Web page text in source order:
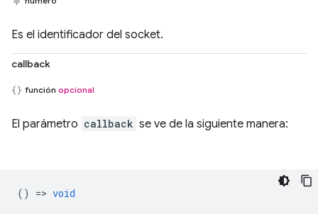
Es el identificador del socket.
callback
función opcional
El parámetro callback se ve de la siguiente manera:
() => void